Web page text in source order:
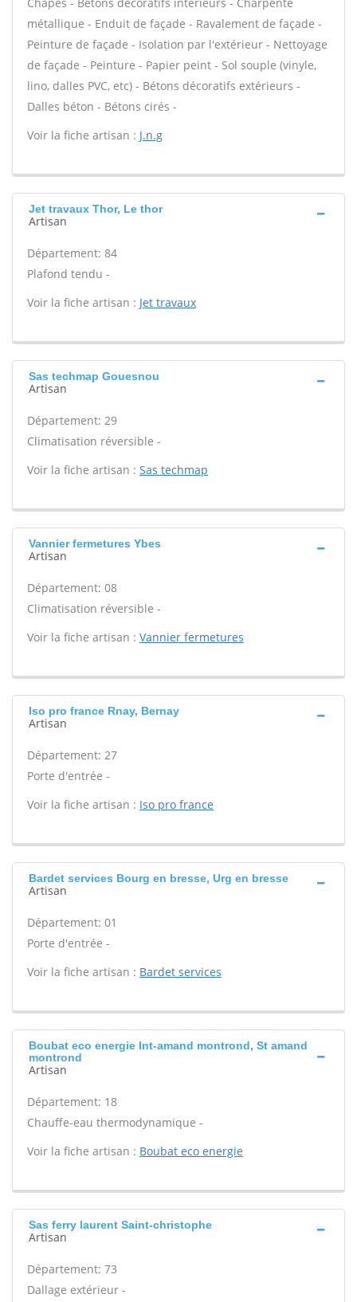
métallique - Enduit de façade - Ravalement de façade -
Peinture de façade - Isolation par l'extérieur - Nettoyage
de façade - Peinture - Papier peint - Sol souple (vinyle,
lino, dalles PVC, etc) - Bétons décoratifs extérieurs -
Dalles béton - Bétons cirés -
Voir la fiche artisan : J.n.g
Jet travaux Thor, Le thor
Artisan
Département: 84
Plafond tendu -
Voir la fiche artisan : Jet travaux
Sas techmap Gouesnou
Artisan
Département: 29
Climatisation réversible -
Voir la fiche artisan : Sas techmap
Vannier fermetures Ybes
Artisan
Département: 08
Climatisation réversible -
Voir la fiche artisan : Vannier fermetures
Iso pro france Rnay, Bernay
Artisan
Département: 27
Porte d'entrée -
Voir la fiche artisan : Iso pro france
Bardet services Bourg en bresse, Urg en bresse
Artisan
Département: 01
Porte d'entrée -
Voir la fiche artisan : Bardet services
Boubat eco energie Int-amand montrond, St amand
montrond
Artisan
Département: 18
Chauffe-eau thermodynamique -
Voir la fiche artisan : Boubat eco energie
Sas ferry laurent Saint-christophe
Artisan
Département: 73
Dallage extérieur -